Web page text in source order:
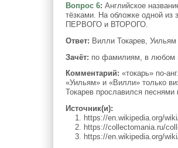
Вопрос 6: Английское
тёзками. На обложке одной
ПЕРВОГО и ВТОРОГО.
Ответ: Вилли Токарев, Уильям
Зачёт: по фамилиям, в любом
Комментарий: «токарь» по-
«Уильям» и «Вилли» только
Токарев прославился
Источник(и):
1. https://en.wikipedia.org/
2. https://collectomania.ru/
3. https://en.wikipedia.org/